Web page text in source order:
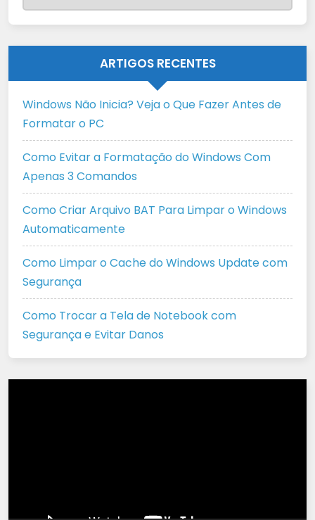
ARTIGOS RECENTES
Windows Não Inicia? Veja o Que Fazer Antes de
Formatar o PC
Como Evitar a Formatação do Windows Com
Apenas 3 Comandos
Como Criar Arquivo BAT Para Limpar o Windows
Automaticamente
Como Limpar o Cache do Windows Update com
Segurança
Como Trocar a Tela de Notebook com
Segurança e Evitar Danos